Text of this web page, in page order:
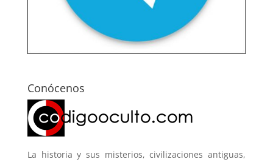
Conócenos
La historia y sus misterios, civilizaciones antiguas,